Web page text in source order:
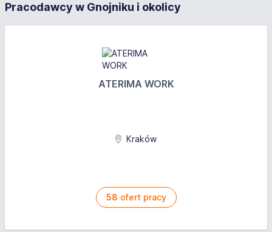
Pracując z nami będziesz odpowiedzialny za:
posprzedażowa.
Prowadzenie dokumentacji handlowej.
Nasze oczekiwania:
Pracodawcy w Gnojniku i okolicy
ATERIMA WORK
Kraków
58 ofert pracy